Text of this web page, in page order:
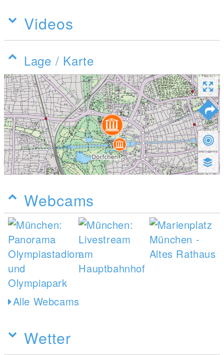
Videos
Lage / Karte
Webcams
Alle Webcams
Wetter